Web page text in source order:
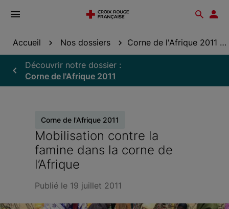
Ouvrir
Accueil Nos dossiers Corne de l'Afrique 2011
Découvrir notre dossier :
Corne de l'Afrique 2011
Corne de l'Afrique 2011
Mobilisation contre la
famine dans la corne de
l’Afrique
Publié le 19 juillet 2011